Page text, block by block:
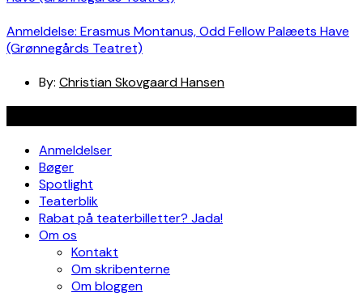
Anmeldelse: Erasmus Montanus, Odd Fellow Palæets Have
(Grønnegårds Teatret)
By: Christian Skovgaard Hansen
Anmeldelser
Bøger
Spotlight
Teaterblik
Rabat på teaterbilletter? Jada!
Om os
Kontakt
Om skribenterne
Om bloggen